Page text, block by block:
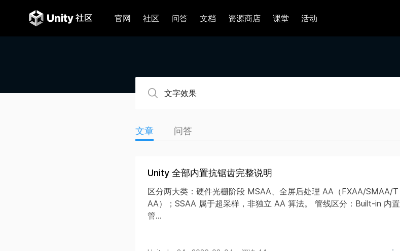
官网 社区 问答 文档 资源商店 课堂 活动
文章 问答
Unity 全部内置抗锯齿完整说明
区分两大类：硬件光栅阶段 MSAA、全屏后处理 AA（FXAA/SMAA/T
AA）；SSAA 属于超采样，非独立 AA 算法。 管线区分：Built-in 内置
管...